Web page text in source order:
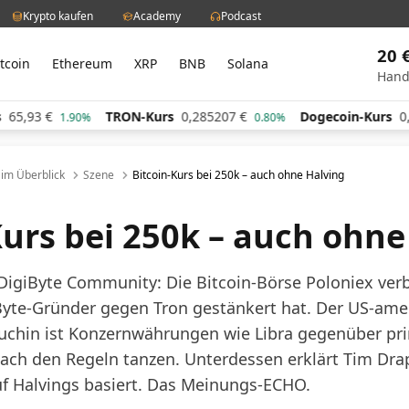
Krypto kaufen Academy Podcast
Ethereum XRP BNB Solana 20
€ 1.90% TRON-Kurs 0,285207 € 0.80% Dogecoin-Kurs 0,060617
Überblick Szene Bitcoin-Kurs bei 250k – auch ohne Halving
bei 250k – auch
Community: Die Bitcoin-Börse Poloniex
Gründer gegen Tron gestänkert hat. Der US-
ist Konzernwährungen wie Libra gegenüber
den Regeln tanzen. Unterdessen erklärt Tim
basiert. Das Meinungs-ECHO.